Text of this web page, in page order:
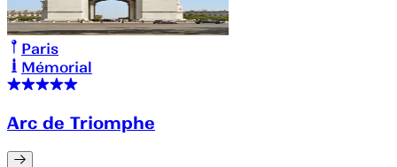
Paris
Mémorial
Arc de Triomphe